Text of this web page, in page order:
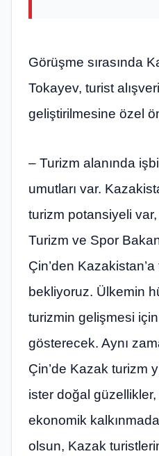
Görüşme sırasında
Tokayev, turist
geliştirilmesine özel
– Turizm alanında
umutları var.
turizm potansiyeli
Turizm ve Spor
Çin’den Kazakistan’a
bekliyoruz. Ülkemin
turizmin gelişmesi
gösterecek. Aynı
Çin’de Kazak turizm
ister doğal
ekonomik
olsun, Kazak